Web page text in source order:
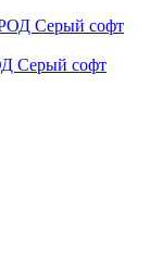
Серый софт